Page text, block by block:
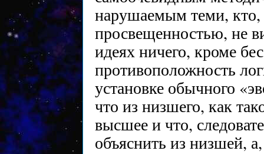
нарушаемым теми, кто,
просвещенностью, не
идеях ничего, кроме
противоположность
установке обычного
что из низшего, как
высшее и что,
объяснить из низшей,